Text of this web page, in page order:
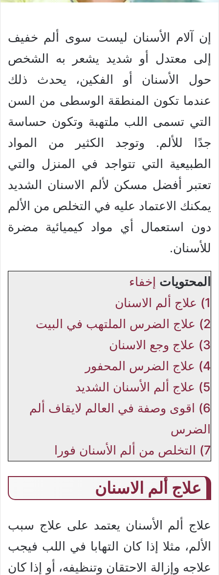
إن آلام الأسنان ليست سوى ألم خفيف
إلى معتدل أو شديد يشعر به الشخص
حول الأسنان أو الفكين، يحدث ذلك
عندما تكون المنطقة الوسطى من السن
التي تسمى اللب ملتهبة وتكون حساسة
جدًا للألم. وتوجد الكثير من المواد
الطبيعية التي تتواجد في المنزل والتي
تعتبر أفضل مسكن لألم الاسنان الشديد
يمكنك الاعتماد عليه في التخلص من الألم
دون استعمال أي مواد كيميائية مضرة
للأسنان.
المحتويات إخفاء
1)
علاج ألم الاسنان
2)
علاج الضرس الملتهب في البيت
3)
علاج وجع الاسنان
4)
علاج الضرس المحفور
5)
علاج ألم الأسنان الشديد
6)
اقوى وصفة في العالم لايقاف ألم
الضرس
7)
التخلص من ألم الأسنان فورا
علاج ألم الاسنان
علاج ألم الأسنان يعتمد على علاج سبب
الألم، مثلا إذا كان التهابا في اللب فيجب
علاجه وإزالة الاحتقان وتنظيفه، أو إذا كان